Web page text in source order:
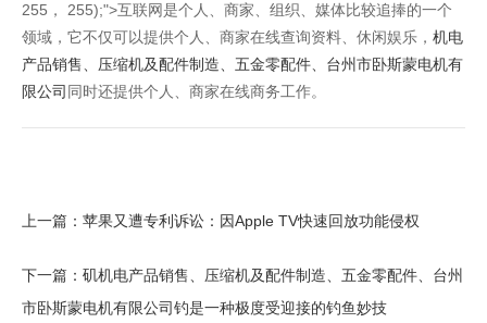
255， 255);">互联网是个人、商家、组织、媒体比较追捧的一个
领域，它不仅可以提供个人、商家在线查询资料、休闲娱乐， 机电
产品销售、压缩机及配件制造、五金零配件、台州市卧斯蒙电机有
限公司 同时还提供个人、商家在线商务工作。
上一篇： 苹果又遭专利诉讼：因Apple TV快速回放功能侵权
下一篇： 矶机电产品销售、压缩机及配件制造、五金零配件、台州
市卧斯蒙电机有限公司钓是一种极度受迎接的钓鱼妙技